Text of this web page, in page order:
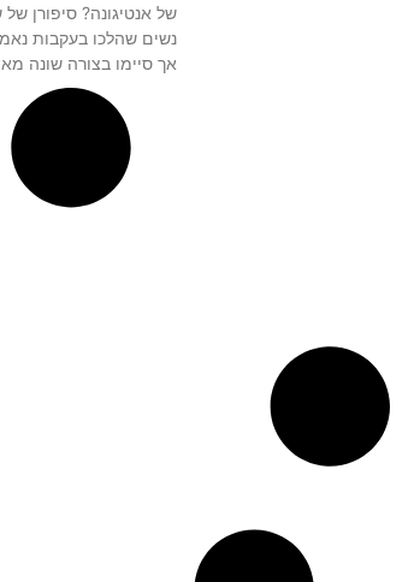
של אנטיגונה? סיפורן של
נשים שהלכו בעקבות
אך סיימו בצורה שונה